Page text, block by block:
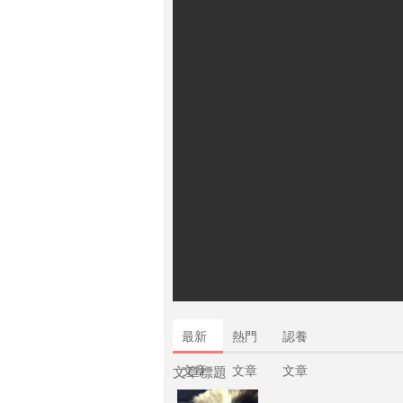
最新
文章
熱門
文章
認養
文章
文章標題